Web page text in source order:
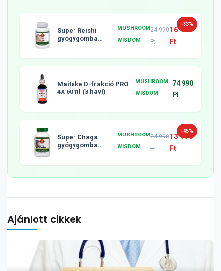
-33%
Super Reishi
gyógygomba
MUSHROOM
WISDOM
24 990
Ft
16 990
Ft
Maitake D-frakció PRO
4X 60ml (3 havi)
MUSHROOM
WISDOM
74 990
Ft
-45%
Super Chaga
gyógygomba
MUSHROOM
WISDOM
24 990
Ft
13 990
Ft
Ajánlott cikkek